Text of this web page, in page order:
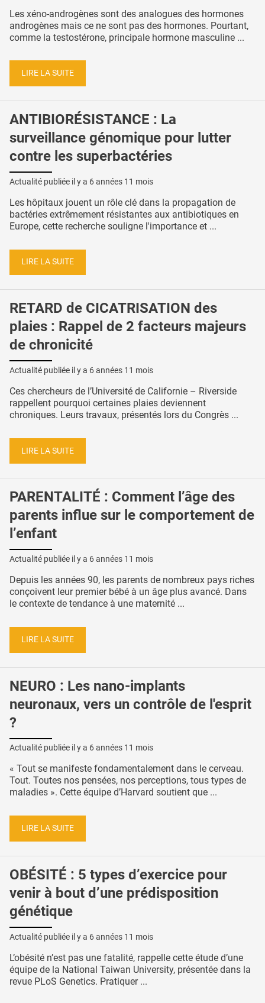
Les xéno-androgènes sont des analogues des hormones
androgènes mais ce ne sont pas des hormones. Pourtant,
comme la testostérone, principale hormone masculine ...
LIRE LA SUITE
ANTIBIORÉSISTANCE : La
surveillance génomique pour lutter
contre les superbactéries
Actualité publiée il y a 6 années 11 mois
Les hôpitaux jouent un rôle clé dans la propagation de
bactéries extrêmement résistantes aux antibiotiques en
Europe, cette recherche souligne l'importance et ...
LIRE LA SUITE
RETARD de CICATRISATION des
plaies : Rappel de 2 facteurs majeurs
de chronicité
Actualité publiée il y a 6 années 11 mois
Ces chercheurs de l’Université de Californie – Riverside
rappellent pourquoi certaines plaies deviennent
chroniques. Leurs travaux, présentés lors du Congrès ...
LIRE LA SUITE
PARENTALITÉ : Comment l’âge des
parents influe sur le comportement de
l’enfant
Actualité publiée il y a 6 années 11 mois
Depuis les années 90, les parents de nombreux pays riches
conçoivent leur premier bébé à un âge plus avancé. Dans
le contexte de tendance à une maternité ...
LIRE LA SUITE
NEURO : Les nano-implants
neuronaux, vers un contrôle de l'esprit
?
Actualité publiée il y a 6 années 11 mois
« Tout se manifeste fondamentalement dans le cerveau.
Tout. Toutes nos pensées, nos perceptions, tous types de
maladies ». Cette équipe d’Harvard soutient que ...
LIRE LA SUITE
OBÉSITÉ : 5 types d’exercice pour
venir à bout d’une prédisposition
génétique
Actualité publiée il y a 6 années 11 mois
L’obésité n’est pas une fatalité, rappelle cette étude d’une
équipe de la National Taiwan University, présentée dans la
revue PLoS Genetics. Pratiquer ...